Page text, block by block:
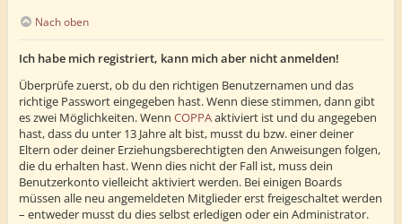
Nach oben
Ich habe mich registriert, kann mich aber nicht anmelden!
Überprüfe zuerst, ob du den richtigen Benutzernamen und das
richtige Passwort eingegeben hast. Wenn diese stimmen, dann gibt
es zwei Möglichkeiten. Wenn COPPAaktiviert ist und du angegeben
hast, dass du unter 13 Jahre alt bist, musst du bzw. einer deiner
Eltern oder deiner Erziehungsberechtigten den Anweisungen folgen,
die du erhalten hast. Wenn dies nicht der Fall ist, muss dein
Benutzerkonto vielleicht aktiviert werden. Bei einigen Boards
müssen alle neu angemeldeten Mitglieder erst freigeschaltet werden
– entweder musst du dies selbst erledigen oder ein Administrator.